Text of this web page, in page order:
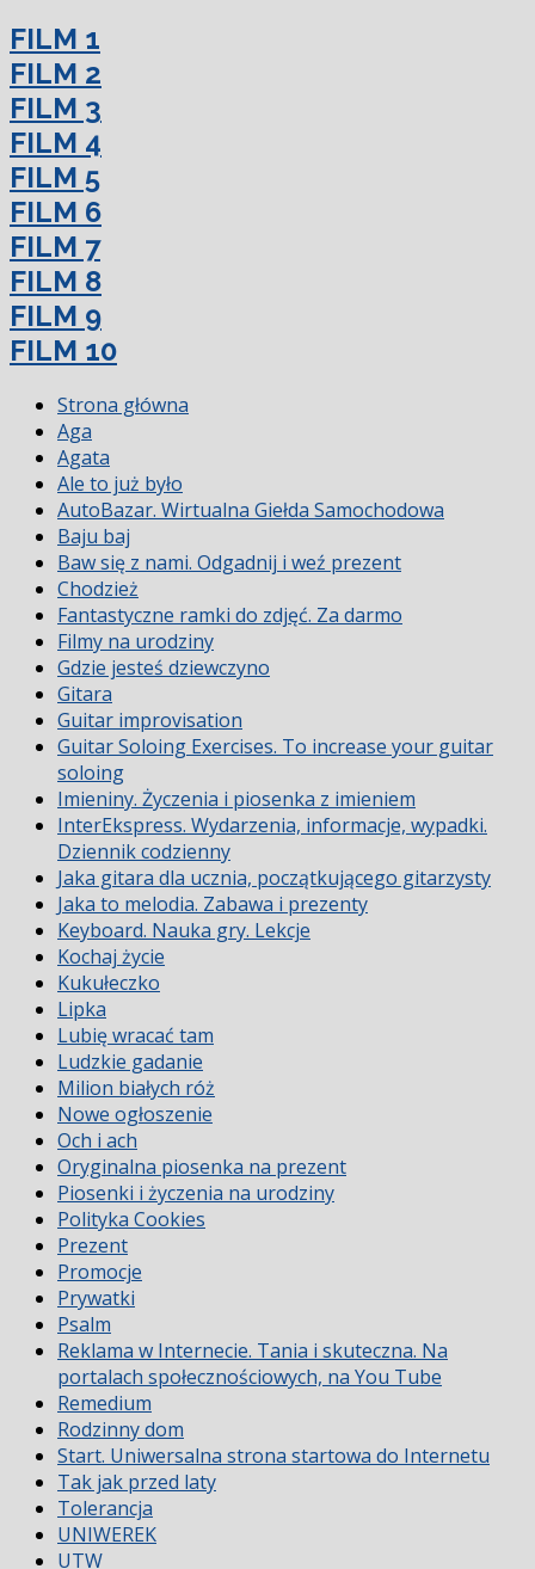
FILM 1
FILM 2
FILM 3
FILM 4
FILM 5
FILM 6
FILM 7
FILM 8
FILM 9
FILM 10
Strona główna
Aga
Agata
Ale to już było
AutoBazar. Wirtualna Giełda Samochodowa
Baju baj
Baw się z nami. Odgadnij i weź prezent
Chodzież
Fantastyczne ramki do zdjęć. Za darmo
Filmy na urodziny
Gdzie jesteś dziewczyno
Gitara
Guitar improvisation
Guitar Soloing Exercises. To increase your guitar
soloing
Imieniny. Życzenia i piosenka z imieniem
InterEkspress. Wydarzenia, informacje, wypadki.
Dziennik codzienny
Jaka gitara dla ucznia, początkującego gitarzysty
Jaka to melodia. Zabawa i prezenty
Keyboard. Nauka gry. Lekcje
Kochaj życie
Kukułeczko
Lipka
Lubię wracać tam
Ludzkie gadanie
Milion białych róż
Nowe ogłoszenie
Och i ach
Oryginalna piosenka na prezent
Piosenki i życzenia na urodziny
Polityka Cookies
Prezent
Promocje
Prywatki
Psalm
Reklama w Internecie. Tania i skuteczna. Na
portalach społecznościowych, na You Tube
Remedium
Rodzinny dom
Start. Uniwersalna strona startowa do Internetu
Tak jak przed laty
Tolerancja
UNIWEREK
UTW